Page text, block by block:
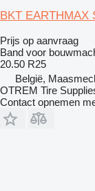
BKT EARTHMAX
Prijs op aanvraag
Band voor
20.50 R25
België,
OTREM Tire
Contact opnemen